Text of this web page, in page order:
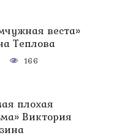
веста»
Теплова
166
плохая
Виктория